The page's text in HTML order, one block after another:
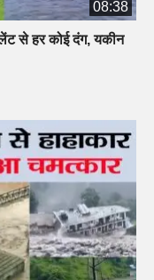
08:38
से हर कोई दंग, यकीन